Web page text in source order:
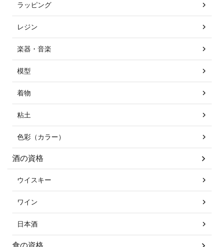
ラッピング
レジン
楽器・音楽
模型
着物
粘土
色彩（カラー）
酒の資格
ウイスキー
ワイン
日本酒